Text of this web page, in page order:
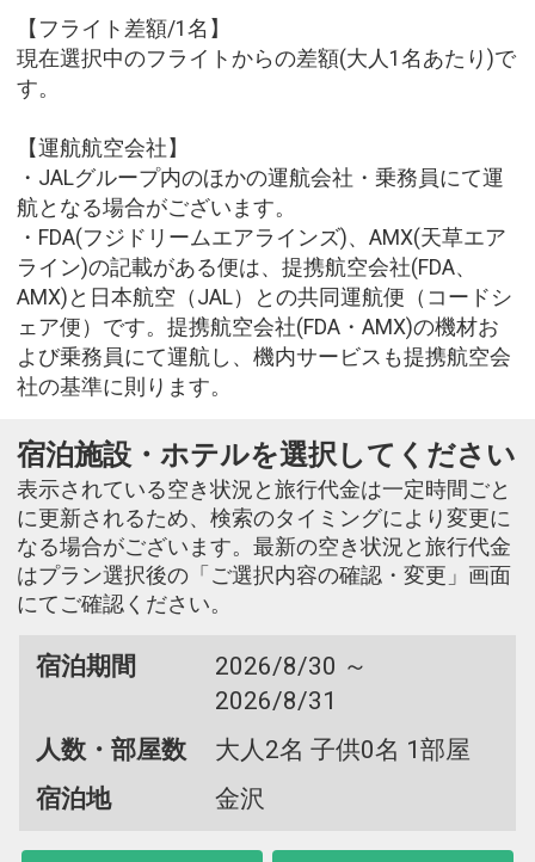
【フライト差額/1名】
現在選択中のフライトからの差額(大人1名あたり)で
す。
【運航航空会社】
・JALグループ内のほかの運航会社・乗務員にて運
航となる場合がございます。
・FDA(フジドリームエアラインズ)、AMX(天草エア
ライン)の記載がある便は、提携航空会社(FDA、
AMX)と日本航空（JAL）との共同運航便（コードシ
ェア便）です。提携航空会社(FDA・AMX)の機材お
よび乗務員にて運航し、機内サービスも提携航空会
社の基準に則ります。
宿泊施設・ホテルを選択してください
表示されている空き状況と旅行代金は一定時間ごと
に更新されるため、検索のタイミングにより変更に
なる場合がございます。最新の空き状況と旅行代金
はプラン選択後の「ご選択内容の確認・変更」画面
にてご確認ください。
宿泊期間
2026/8/30 ～
2026/8/31
人数・部屋数
大人2名 子供0名 1部屋
宿泊地
金沢